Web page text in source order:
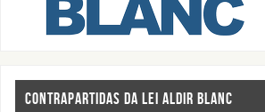
CONTRAPARTIDAS DA LEI ALDIR BLANC